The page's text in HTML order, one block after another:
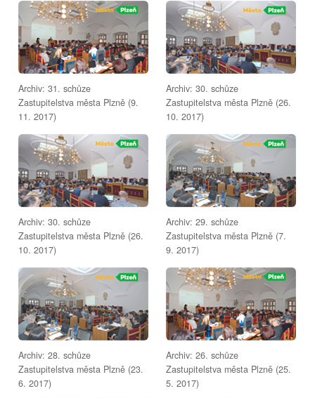
Archiv: 31. schůze
Zastupitelstva města Plzně (9.
11. 2017)
Archiv: 30. schůze
Zastupitelstva města Plzně (26.
10. 2017)
Archiv: 30. schůze
Zastupitelstva města Plzně (26.
10. 2017)
Archiv: 29. schůze
Zastupitelstva města Plzně (7.
9. 2017)
Archiv: 28. schůze
Zastupitelstva města Plzně (23.
6. 2017)
Archiv: 26. schůze
Zastupitelstva města Plzně (25.
5. 2017)